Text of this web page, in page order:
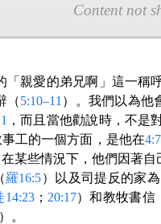
Content not
「親愛的弟兄啊」這一稱
（5:10–11 ）。我們以為他
，而且當他勸說時，不是
工的一個方面，是他在
某些情況下，他們因著
羅16:5）以及司提反的家
14:23； 20:17）和教牧書信
）。